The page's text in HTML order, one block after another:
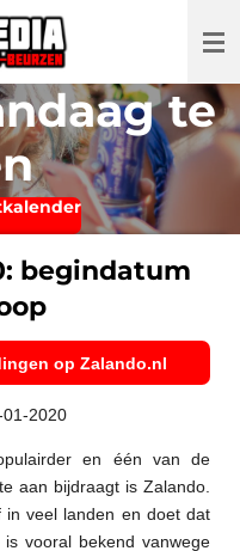
te
begindatum
op Zalando.nl
2020
en één van de
aan bijdraagt is Zalando.
in veel landen en doet dat
vooral bekend vanwege